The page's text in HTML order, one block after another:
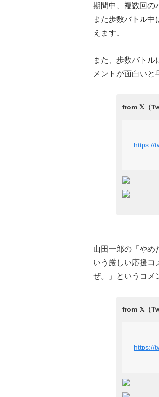
期間中、複数回の
また歩数バトル中
えます。
また、歩数バトル
メントが面白いと
https://
山田一郎の「やめ
いう厳しい応援コ
ぜ。」というコメ
https://